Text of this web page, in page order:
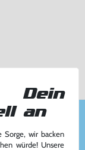
an
Sorge, wir backen
würde! Unsere